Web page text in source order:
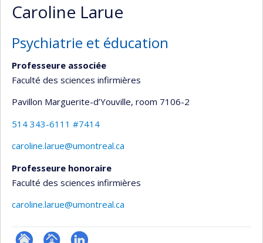
Caroline Larue
Psychiatrie et éducation
Professeure associée
Faculté des sciences infirmières
Pavillon Marguerite-d’Youville, room 7106-2
514 343-6111 #7414
caroline.larue@umontreal.ca
Professeure honoraire
Faculté des sciences infirmières
caroline.larue@umontreal.ca